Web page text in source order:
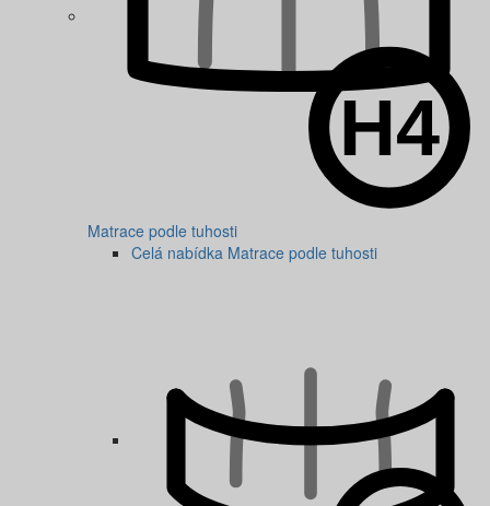
Matrace podle tuhosti
Celá nabídka Matrace podle tuhosti